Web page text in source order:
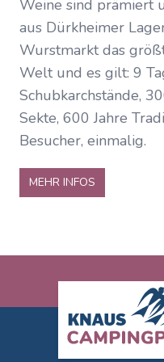
Weine sind prämiert
aus Dürkheimer
Wurstmarkt das
Welt und es gilt: 9
Schubkarchstände,
Sekte, 600 Jahre
Besucher, einmalig.
MEHR INFOS